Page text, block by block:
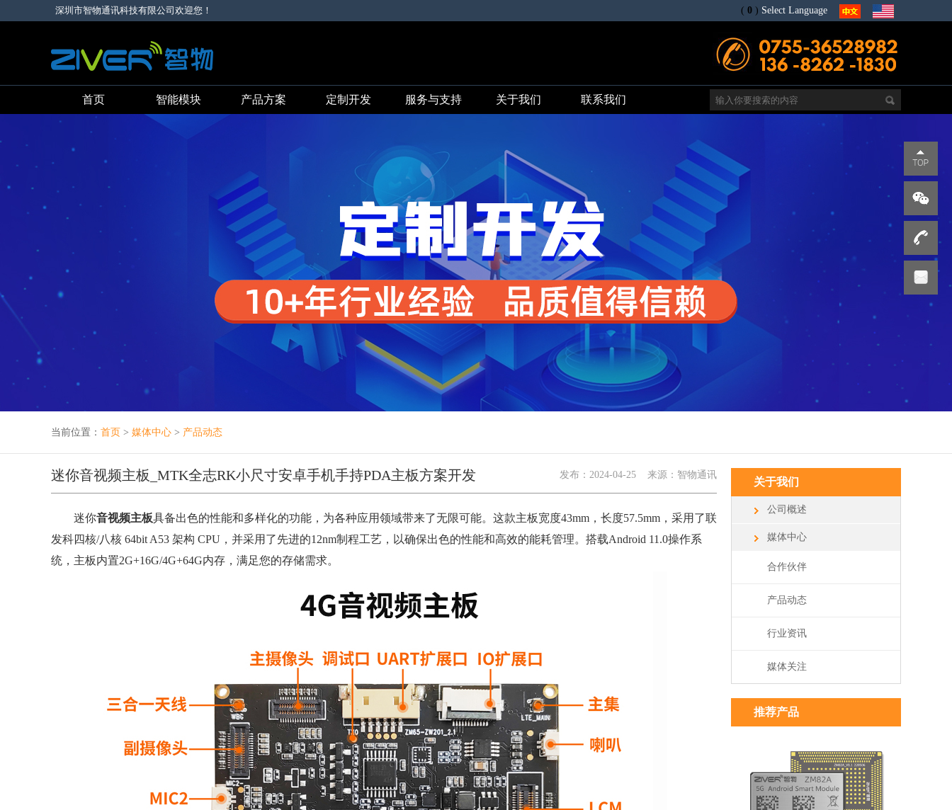
深圳市智物通讯科技有限公司欢迎您！ ( 0 ) Select Language
首页 智能模块 产品方案 定制开发 服务与支持 关于我们 联系我们
当前位置： 首页 > 媒体中心 > 产品动态
迷你音视频主板_MTK全志RK小尺寸安卓手机手持PDA主板方案开发 发布： 2024-04-25 来源：智物通讯
迷你音视频主板具备出色的性能和多样化的功能，为各种应用领域带来了无限可能。这款主板宽度43mm，长度57.5mm，采用了联
发科四核/八核 64bit A53 架构 CPU，并采用了先进的12nm制程工艺，以确保出色的性能和高效的能耗管理。搭载Android 11.0操作系
统，主板内置2G+16G/4G+64G内存，满足您的存储需求。
关于我们
公司概述
媒体中心
合作伙伴
产品动态
行业资讯
媒体关注
推荐产品